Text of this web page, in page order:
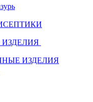
ИЗДЕЛИЯ